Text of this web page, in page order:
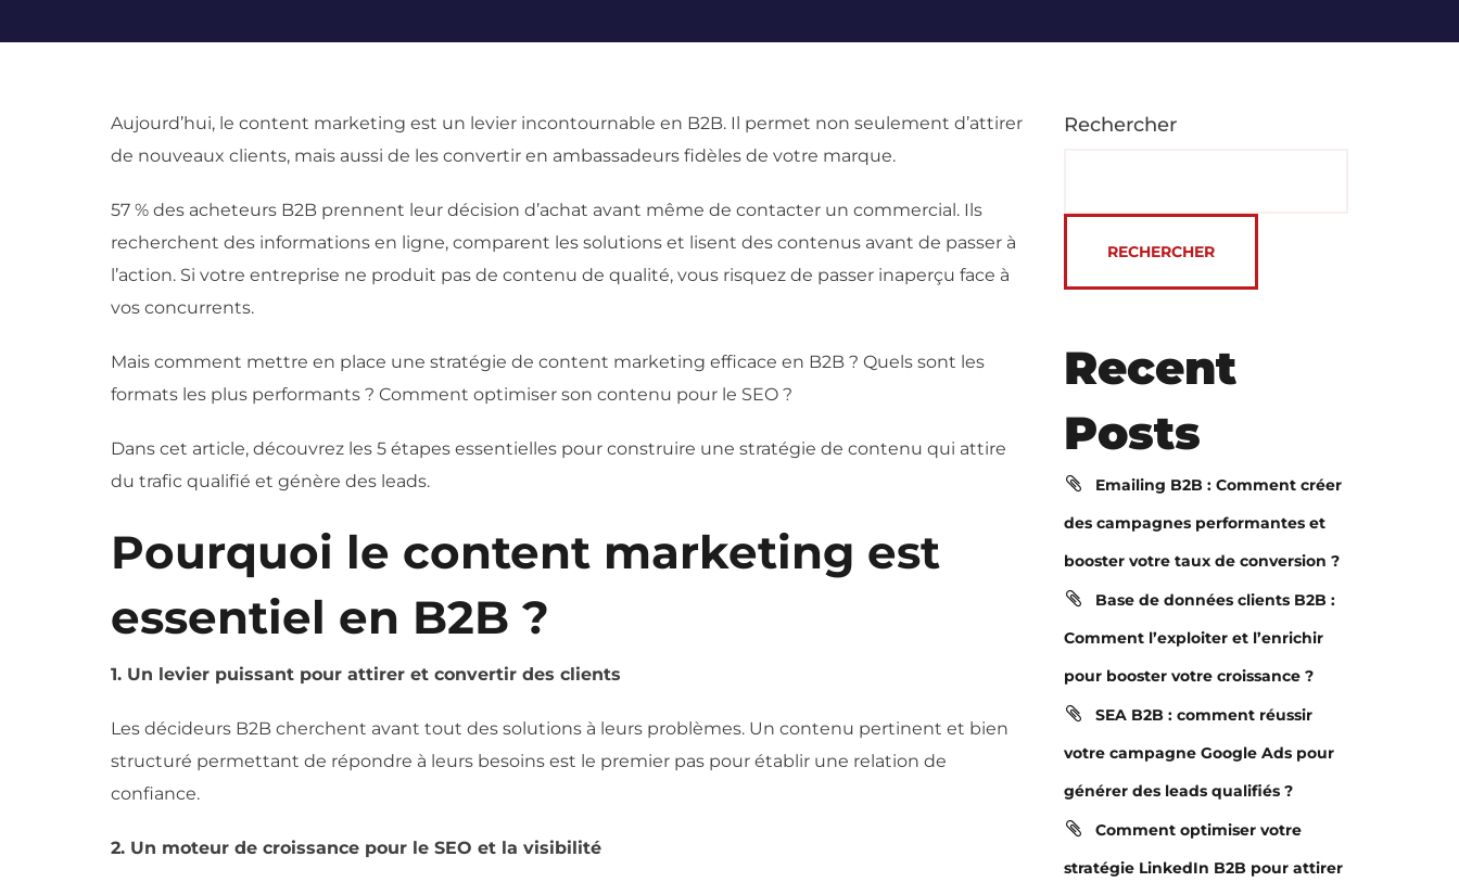
Aujourd’hui, le content marketing est un levier incontournable en B2B. Il permet non seulement d’attirer
de nouveaux clients, mais aussi de les convertir en ambassadeurs fidèles de votre marque.
57 % des acheteurs B2B prennent leur décision d’achat avant même de contacter un commercial. Ils
recherchent des informations en ligne, comparent les solutions et lisent des contenus avant de passer à
l’action. Si votre entreprise ne produit pas de contenu de qualité, vous risquez de passer inaperçu face à
vos concurrents.
Mais comment mettre en place une stratégie de content marketing efficace en B2B ? Quels sont les
formats les plus performants ? Comment optimiser son contenu pour le SEO ?
Dans cet article, découvrez les 5 étapes essentielles pour construire une stratégie de contenu qui attire
du trafic qualifié et génère des leads.
Pourquoi le content marketing est
essentiel en B2B ?
1. Un levier puissant pour attirer et convertir des clients
Les décideurs B2B cherchent avant tout des solutions à leurs problèmes. Un contenu pertinent et bien
structuré permettant de répondre à leurs besoins est le premier pas pour établir une relation de
confiance.
2. Un moteur de croissance pour le SEO et la visibilité
Rechercher
RECHERCHER
Recent
Posts
Emailing B2B : Comment créer
des campagnes performantes et
booster votre taux de conversion ?
Base de données clients B2B :
Comment l’exploiter et l’enrichir
pour booster votre croissance ?
SEA B2B : comment réussir
votre campagne Google Ads pour
générer des leads qualifiés ?
Comment optimiser votre
stratégie LinkedIn B2B pour attirer